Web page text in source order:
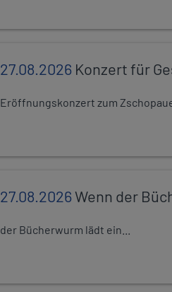
27.08.2026 Konzert für
Eröffnungskonzert zum
27.08.2026Wenn der
der Bücherwurm lädt ein...